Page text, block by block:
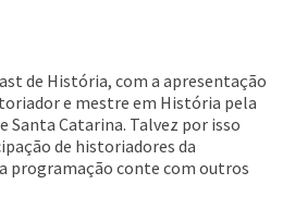
de História, com a apresentação
e mestre em História pela
Santa Catarina. Talvez por isso
de historiadores da
programação conte com outros